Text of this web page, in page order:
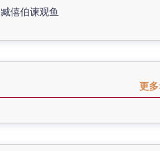
臧僖伯谏观鱼
更